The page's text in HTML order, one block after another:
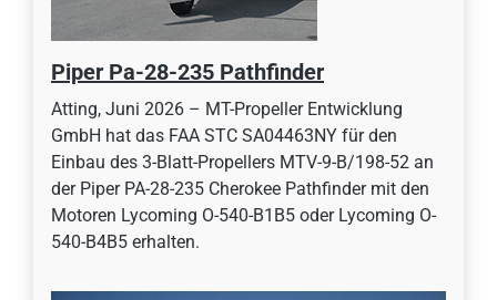
Piper Pa-28-235 Pathfinder
Atting, Juni 2026 – MT-Propeller Entwicklung
GmbH hat das FAA STC SA04463NY für den
Einbau des 3-Blatt-Propellers MTV-9-B/198-52 an
der Piper PA-28-235 Cherokee Pathfinder mit den
Motoren Lycoming O-540-B1B5 oder Lycoming O-
540-B4B5 erhalten.